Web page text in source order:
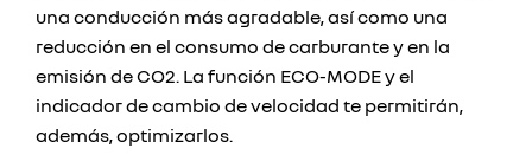
una conducción más agradable, así como una
reducción en el consumo de carburante y en la
emisión de CO2. La función ECO-MODE y el
indicador de cambio de velocidad te permitirán,
además, optimizarlos.